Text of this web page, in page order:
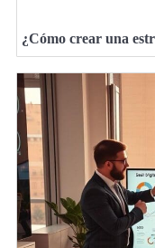
¿Cómo crear una